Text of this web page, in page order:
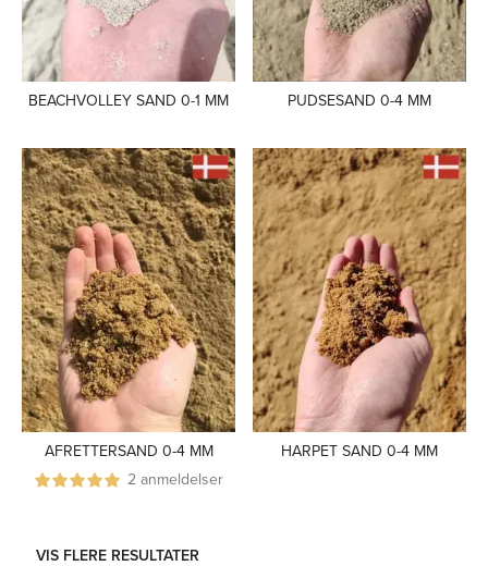
BEACHVOLLEY SAND 0-1 MM PUDSESAND 0-4 MM
AFRETTERSAND 0-4 MM
2 anmeldelser
HARPET SAND 0-4 MM
VIS FLERE RESULTATER